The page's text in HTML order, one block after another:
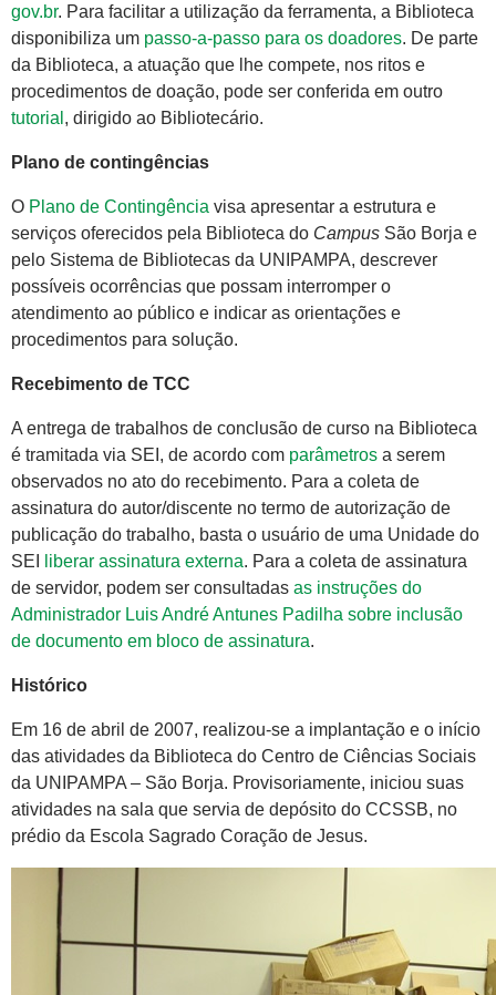
gov.br. Para facilitar a utilização da ferramenta, a Biblioteca
disponibiliza um passo-a-passo para os doadores. De parte
da Biblioteca, a atuação que lhe compete, nos ritos e
procedimentos de doação, pode ser conferida em outro
tutorial , dirigido ao Bibliotecário.
Plano de contingências
O Plano de Contingência visa apresentar a estrutura e
serviços oferecidos pela Biblioteca do Campus São Borja e
pelo Sistema de Bibliotecas da UNIPAMPA, descrever
possíveis ocorrências que possam interromper o
atendimento ao público e indicar as orientações e
procedimentos para solução.
Recebimento de TCC
A entrega de trabalhos de conclusão de curso na Biblioteca
é tramitada via SEI, de acordo com parâmetros a serem
observados no ato do recebimento. Para a coleta de
assinatura do autor/discente no termo de autorização de
publicação do trabalho, basta o usuário de uma Unidade do
SEI
liberar assinatura externa. Para a coleta de assinatura
de servidor, podem ser consultadas as instruções do
Administrador Luis André Antunes Padilha sobre inclusão
de documento em bloco de assinatura.
Histórico
Em 16 de abril de 2007, realizou-se a implantação e o início
das atividades da Biblioteca do Centro de Ciências Sociais
da UNIPAMPA – São Borja. Provisoriamente, iniciou suas
atividades na sala que servia de depósito do CCSSB, no
prédio da Escola Sagrado Coração de Jesus.